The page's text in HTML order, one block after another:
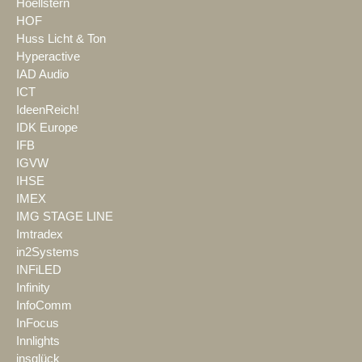
Hoellstern
HOF
Huss Licht & Ton
Hyperactive
IAD Audio
ICT
IdeenReich!
IDK Europe
IFB
IGVW
IHSE
IMEX
IMG STAGE LINE
Imtradex
in2Systems
INFiLED
Infinity
InfoComm
InFocus
Innlights
insglück